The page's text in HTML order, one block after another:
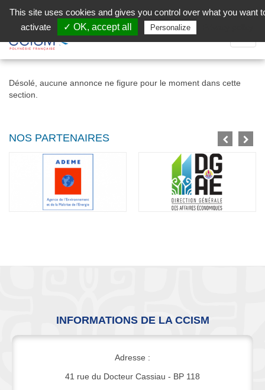
Facebook (Customer Chat) is disabled.
la
Désolé, aucune annonce ne figure pour le moment dans cette
section.
NOS PARTENAIRES
INFORMATIONS DE LA CCISM
Adresse :
41 rue du Docteur Cassiau - BP 118
This site uses cookies and gives you control over what you want
activate
✓ OK, accept all Personalize